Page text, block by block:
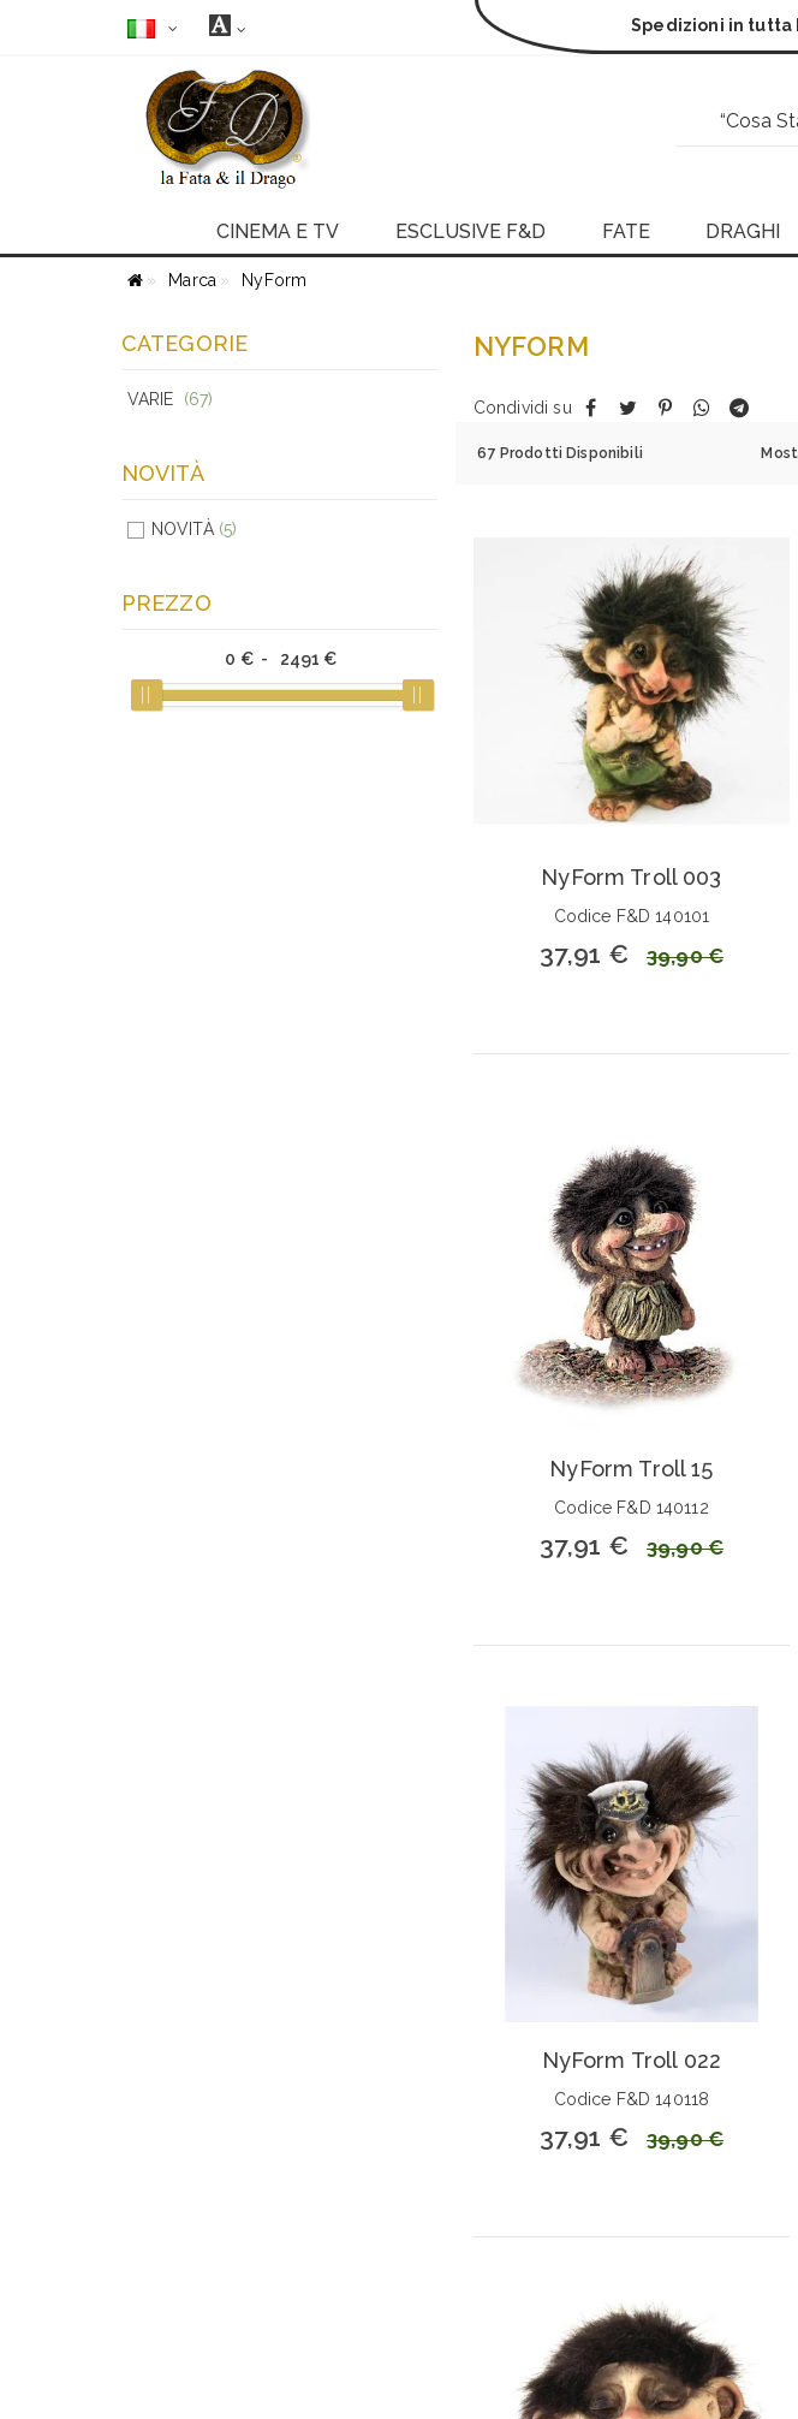
CINEMA E TV ESCLUSIVE F&D FATE DRAGHI
Spedizioni in tutta
Marca NyForm
CATEGORIE
VARIE (67)
NOVITÀ
NOVITÀ (5)
PREZZO
0 € - 2491 €
NYFORM
Condividi su
67 Prodotti Disponibili
NyForm Troll 003
Codice F&D 140101
37,91 € 39,90 €
NyForm Troll 15
Codice F&D 140112
37,91 € 39,90 €
NyForm Troll 022
Codice F&D 140118
37,91 € 39,90 €